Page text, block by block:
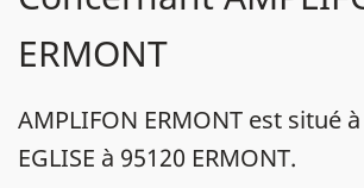
ERMONT
AMPLIFON ERMONT est situé à
EGLISE à 95120 ERMONT.